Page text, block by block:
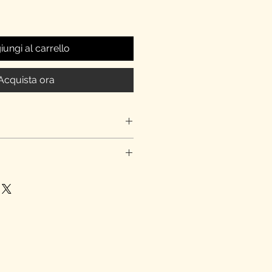
al carrello
ora